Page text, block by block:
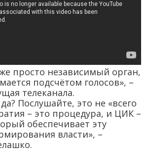
просто независимый орган,
подсчётом голосов», –
телеканала.
Послушайте, это не «всего
– это процедура, и ЦИК –
обеспечивает эту
власти», –